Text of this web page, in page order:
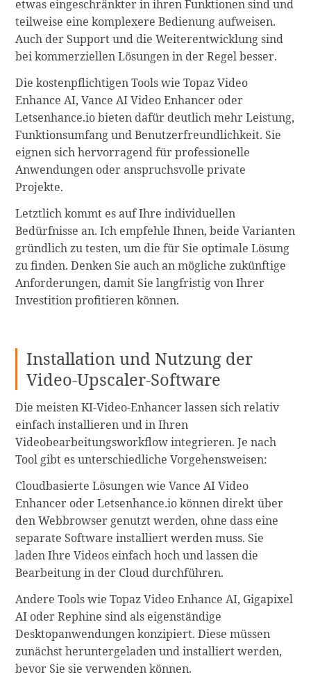
etwas eingeschränkter in ihren Funktionen sind und
teilweise eine komplexere Bedienung aufweisen.
Auch der Support und die Weiterentwicklung sind
bei kommerziellen Lösungen in der Regel besser.
Die kostenpflichtigen Tools wie Topaz Video
Enhance AI, Vance AI Video Enhancer oder
Letsenhance.io bieten dafür deutlich mehr Leistung,
Funktionsumfang und Benutzerfreundlichkeit. Sie
eignen sich hervorragend für professionelle
Anwendungen oder anspruchsvolle private
Projekte.
Letztlich kommt es auf Ihre individuellen
Bedürfnisse an. Ich empfehle Ihnen, beide Varianten
gründlich zu testen, um die für Sie optimale Lösung
zu finden. Denken Sie auch an mögliche zukünftige
Anforderungen, damit Sie langfristig von Ihrer
Investition profitieren können.
Installation und Nutzung der
Video-Upscaler-Software
Die meisten KI-Video-Enhancer lassen sich relativ
einfach installieren und in Ihren
Videobearbeitungsworkflow integrieren. Je nach
Tool gibt es unterschiedliche Vorgehensweisen:
Cloudbasierte Lösungen wie Vance AI Video
Enhancer oder Letsenhance.io können direkt über
den Webbrowser genutzt werden, ohne dass eine
separate Software installiert werden muss. Sie
laden Ihre Videos einfach hoch und lassen die
Bearbeitung in der Cloud durchführen.
Andere Tools wie Topaz Video Enhance AI, Gigapixel
AI oder Rephine sind als eigenständige
Desktopanwendungen konzipiert. Diese müssen
zunächst heruntergeladen und installiert werden,
bevor Sie sie verwenden können.